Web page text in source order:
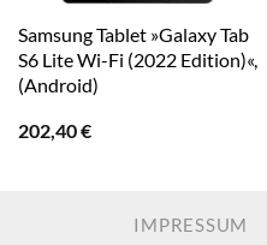
Samsung Tablet »Galaxy Tab
S6 Lite Wi-Fi (2022 Edition)«,
(Android)
202,40€
IMPRESSUM